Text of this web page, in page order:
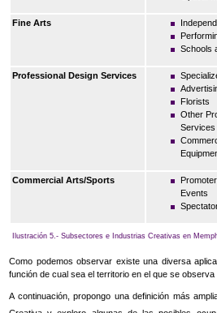
Fine Arts
Schools
Professional Design Services
Florists
Other
Services
Commercial Arts/Sports
Events
Ilustración 5.- Subsectores e Industrias Creativas en
Como podemos observar existe una diversa
función de cual sea el territorio en el que se observa
A continuación, propongo una definición más